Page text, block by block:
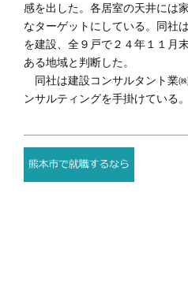
感を出した。各居室の天井には
なターゲットにしている。同社
を建設、全９戸で２４年１１月
ある地域と判断した。
同社は建設コンサルタント業
ンサルティングを手掛けている